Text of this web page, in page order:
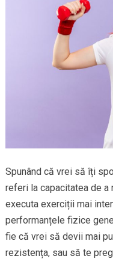
Spunând că vrei să îți
referi la capacitatea de a
executa exerciții mai
performanțele fizice
fie că vrei să devii mai
rezistența, sau să te